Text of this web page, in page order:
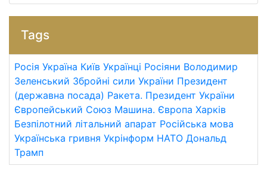
Tags
Росія Україна Київ Українці Росіяни Володимир
Зеленський Збройні сили України Президент
(державна посада) Ракета. Президент України
Європейський Союз Машина. Європа Харків
Безпілотний літальний апарат Російська мова
Українська гривня Укрінформ НАТО Дональд
Трамп